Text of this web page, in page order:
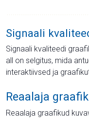
Signaali
Signaali kvaliteedi
all on selgitus, mida
interaktiivsed ja
Reaalaja
Reaalaja graafikud